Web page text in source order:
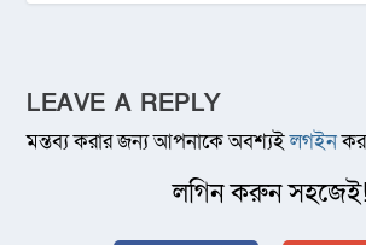
LEAVE A REPLY
মন্তব্য করার জন্য আপনাকে অবশ্যইলগইন
লগিন করুন সহজেই!